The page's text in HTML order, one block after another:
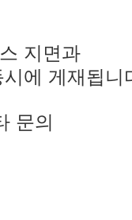
지면과
에 게재됩니
문의